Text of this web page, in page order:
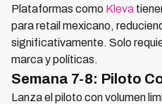
Plataformas como Kleva
para retail mexicano,
significativamente. Solo
marca y políticas.
Semana 7-8: Piloto
Lanza el piloto con volumen